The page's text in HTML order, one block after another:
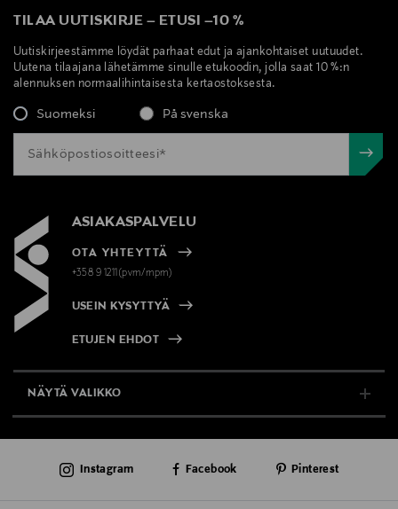
TILAA UUTISKIRJE – ETUSI –10 %
Uutiskirjeestämme löydät parhaat edut ja ajankohtaiset uutuudet.
Uutena tilaajana lähetämme sinulle etukoodin, jolla saat 10 %:n
alennuksen normaalihintaisesta kertaostoksesta.
Suomeksi På svenska
ASIAKASPALVELU
OTA YHTEYTTÄ
+358 9 1211(pvm/mpm)
USEIN KYSYTTYÄ
ETUJEN EHDOT
NÄYTÄ VALIKKO
AJANKOHTAISTA
Instagram Facebook Pinterest